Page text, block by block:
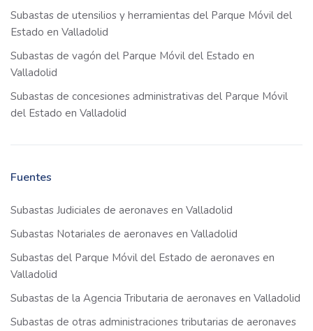
Subastas de utensilios y herramientas del Parque Móvil del
Estado en Valladolid
Subastas de vagón del Parque Móvil del Estado en
Valladolid
Subastas de concesiones administrativas del Parque Móvil
del Estado en Valladolid
Fuentes
Subastas Judiciales de aeronaves en Valladolid
Subastas Notariales de aeronaves en Valladolid
Subastas del Parque Móvil del Estado de aeronaves en
Valladolid
Subastas de la Agencia Tributaria de aeronaves en Valladolid
Subastas de otras administraciones tributarias de aeronaves